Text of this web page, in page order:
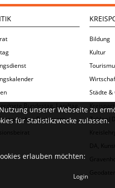
Bundestag, Landtag
Parlament
Bildung
Kultur
Städte &
DA,
unserer Webseite zu
für Statistikzwecke zulassen.
erlauben möchten:
Login